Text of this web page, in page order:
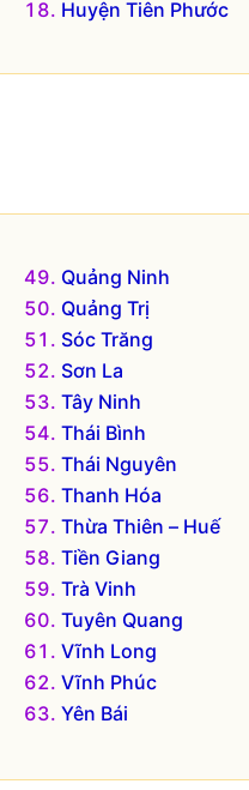
Huyện Tiên Phước
Quảng Ninh
Quảng Trị
Sóc Trăng
Sơn La
Tây Ninh
Thái Bình
Thái Nguyên
Thanh Hóa
Thừa Thiên – Huế
Tiền Giang
Trà Vinh
Tuyên Quang
Vĩnh Long
Vĩnh Phúc
Yên Bái